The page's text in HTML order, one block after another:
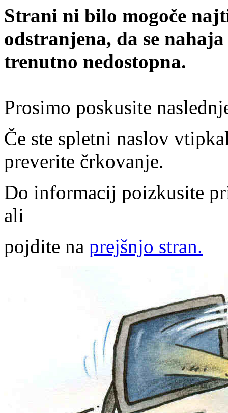
Strani ni bilo mogoče
odstranjena, da se
trenutno nedostopna.
Prosimo poskusite
Če ste spletni naslov
preverite črkovanje.
Do informacij poizkusite
ali
pojdite na prejšnjo stran.